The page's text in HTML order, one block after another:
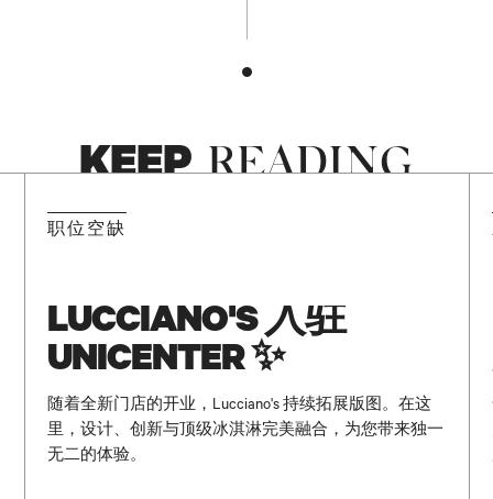
KEEP READING
职位空缺
LUCCIANO'S 入驻
UNICENTER ✨
随着全新门店的开业，Lucciano's 持续拓展版图。在这
里，设计、创新与顶级冰淇淋完美融合，为您带来独一
无二的体验。